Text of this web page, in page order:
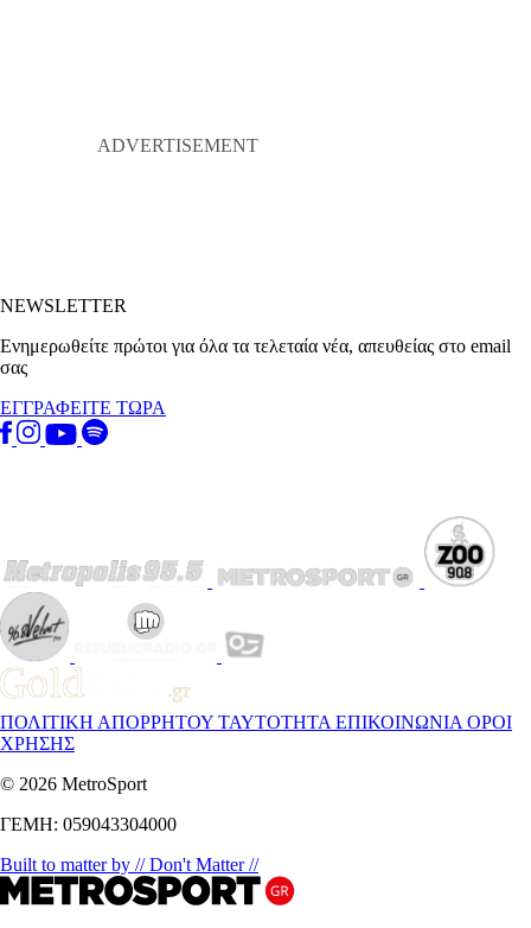
NEWSLETTER
Ενημερωθείτε πρώτοι για όλα τα τελεταία νέα, απευθείας στο email
σας
ΕΓΓΡΑΦΕΙΤΕ ΤΩΡΑ
ΠΟΛΙΤΙΚΗ ΑΠΟΡΡΗΤΟΥ ΤΑΥΤΟΤΗΤΑ ΕΠΙΚΟΙΝΩΝΙΑ ΟΡΟΙ
ΧΡΗΣΗΣ
© 2026 MetroSport
ΓΕΜΗ: 059043304000
Built to matter by // Don't Matter //